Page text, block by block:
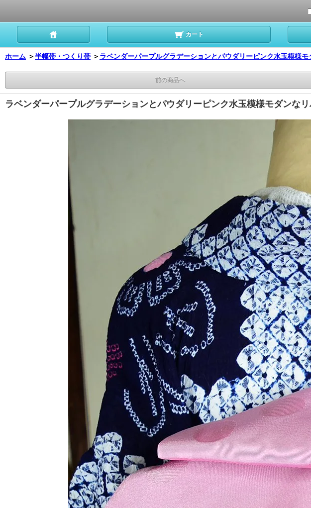
カート
ホーム ＞半幅帯・つくり帯 ＞ ラベンダーパープルグラデーションとパウダリーピンク水玉模様
前の商品へ
ラベンダーパープルグラデーションとパウダリーピンク水玉模様モダンな